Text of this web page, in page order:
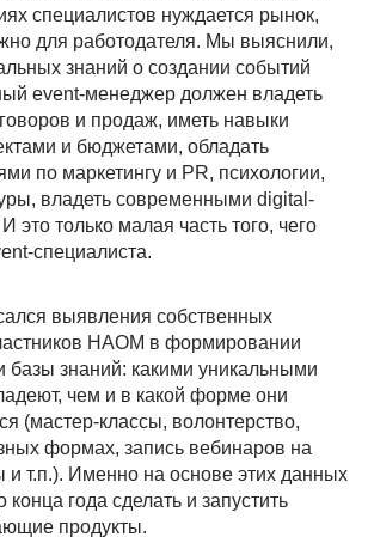
специалистов нуждается рынок,
для работодателя. Мы выяснили,
знаний о создании событий
event-менеджер должен владеть
и продаж, иметь навыки
и бюджетами, обладать
по маркетингу и PR, психологии,
владеть современными digital-
это только малая часть того, чего
специалиста.
выявления собственных
НАОМ в формировании
базы знаний: какими уникальными
чем и в какой форме они
(мастер-классы, волонтерство,
формах, запись вебинаров на
и т.п.). Именно на основе этих данных
года сделать и запустить
продукты.